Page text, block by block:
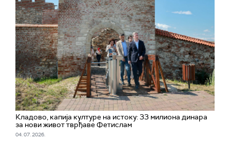
Кладово, капија културе на истоку: 33 милиона динара
за нови живот тврђаве Фетислам
04. 07. 2026.